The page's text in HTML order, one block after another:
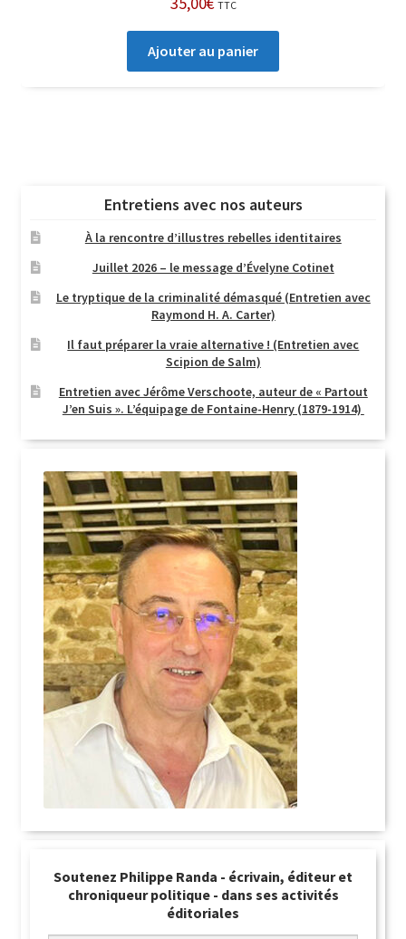
TTC
Ajouter au panier
Entretiens avec nos auteurs
À la rencontre d’illustres rebelles identitaires
Juillet 2026 – le message d’Évelyne Cotinet
Le tryptique de la criminalité démasqué (Entretien avec
Raymond H. A. Carter)
Il faut préparer la vraie alternative ! (Entretien avec
Scipion de Salm)
Entretien avec Jérôme Verschoote, auteur de « Partout
J’en Suis ». L’équipage de Fontaine-Henry (1879-1914)
Soutenez Philippe Randa - écrivain, éditeur et
chroniqueur politique - dans ses activités
éditoriales